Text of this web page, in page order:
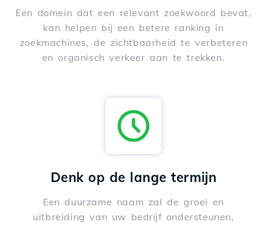
Een domein dat een relevant zoekwoord bevat,
kan helpen bij een betere ranking in
zoekmachines, de zichtbaarheid te verbeteren
en organisch verkeer aan te trekken.
Denk op de lange termijn
Een duurzame naam zal de groei en
uitbreiding van uw bedrijf ondersteunen,